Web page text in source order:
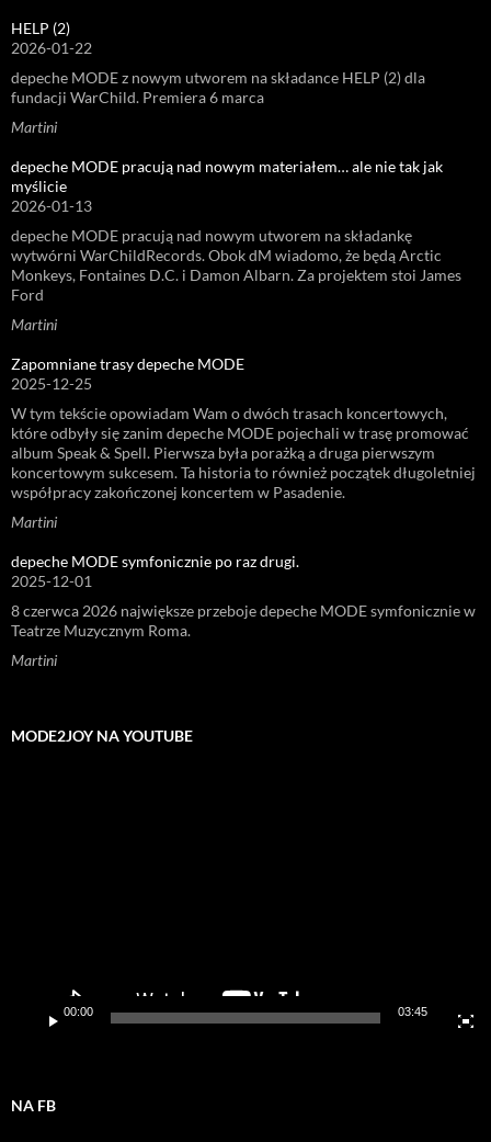
HELP (2)
2026-01-22
depeche MODE z nowym utworem na składance HELP (2) dla
fundacji WarChild. Premiera 6 marca
Martini
depeche MODE pracują nad nowym materiałem… ale nie tak jak
myślicie
2026-01-13
depeche MODE pracują nad nowym utworem na składankę
wytwórni WarChildRecords. Obok dM wiadomo, że będą Arctic
Monkeys, Fontaines D.C. i Damon Albarn. Za projektem stoi James
Ford
Martini
Zapomniane trasy depeche MODE
2025-12-25
W tym tekście opowiadam Wam o dwóch trasach koncertowych,
które odbyły się zanim depeche MODE pojechali w trasę promować
album Speak & Spell. Pierwsza była porażką a druga pierwszym
koncertowym sukcesem. Ta historia to również początek długoletniej
współpracy zakończonej koncertem w Pasadenie.
Martini
depeche MODE symfonicznie po raz drugi.
2025-12-01
8 czerwca 2026 największe przeboje depeche MODE symfonicznie w
Teatrze Muzycznym Roma.
Martini
MODE2JOY NA YOUTUBE
00:00 03:45
NA FB